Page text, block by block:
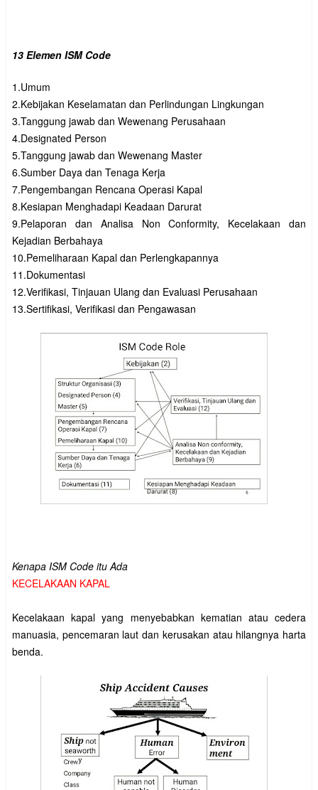
13 Elemen ISM Code
1.Umum
2.Kebijakan Keselamatan dan Perlindungan Lingkungan
3.Tanggung jawab dan Wewenang Perusahaan
4.Designated Person
5.Tanggung jawab dan Wewenang Master
6.Sumber Daya dan Tenaga Kerja
7.Pengembangan Rencana Operasi Kapal
8.Kesiapan Menghadapi Keadaan Darurat
9.Pelaporan dan Analisa Non Conformity, Kecelakaan dan
Kejadian Berbahaya
10.Pemeliharaan Kapal dan Perlengkapannya
11.Dokumentasi
12.Verifikasi, Tinjauan Ulang dan Evaluasi Perusahaan
13.Sertifikasi, Verifikasi dan Pengawasan
Kenapa ISM Code itu Ada
KECELAKAAN KAPAL
Kecelakaan kapal yang menyebabkan kematian atau cedera
manuasia, pencemaran laut dan kerusakan atau hilangnya harta
benda.